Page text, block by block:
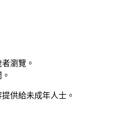
瀏覽。
供給未成年人士。